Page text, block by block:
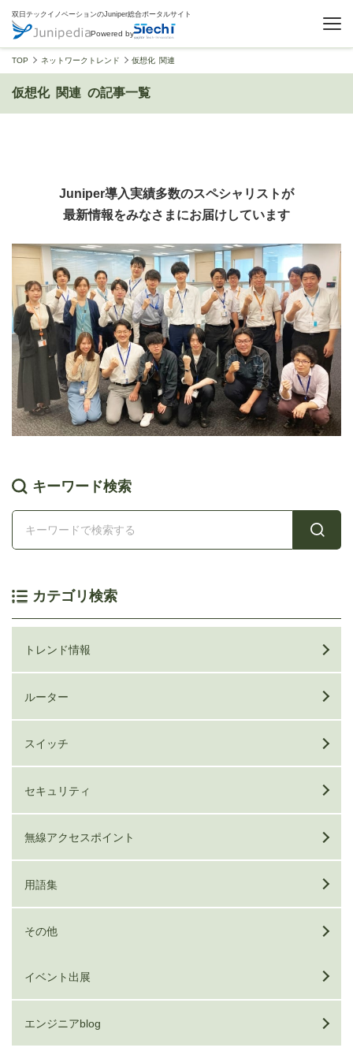
双日テックイノベーションのJuniper総合ポータルサイト
Powered by
TOP ネットワークトレンド 仮想化 関連
仮想化 関連 の記事一覧
Juniper導入実績多数のスペシャリストが
最新情報をみなさまにお届けしています
キーワード検索
カテゴリ検索
トレンド情報
ルーター
スイッチ
セキュリティ
無線アクセスポイント
用語集
その他
イベント出展
エンジニアblog